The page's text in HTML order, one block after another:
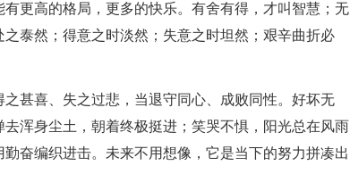
更高的格局，更多的快乐。有舍有得，才叫智慧；无
泰然；得意之时淡然；失意之时坦然；艰辛曲折必
甚喜、失之过悲，当退守同心、成败同性。好坏无
浑身尘土，朝着终极挺进；笑哭不惧，阳光总在风雨
奋编织进击。未来不用想像，它是当下的努力拼凑出